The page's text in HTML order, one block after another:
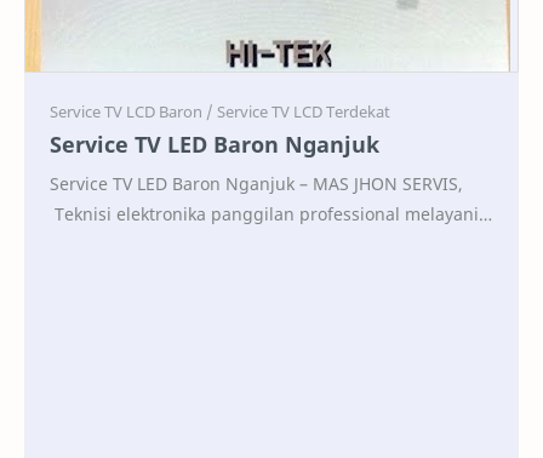
Service Service
Service TV LED Baron Nganjuk
Service TV LED Baron Nganjuk – MAS JHON SERVIS,
Teknisi elektronika panggilan professional melayani